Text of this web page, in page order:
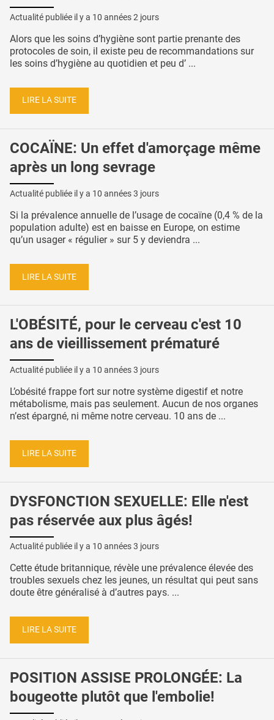
Actualité publiée il y a 10 années 2 jours
Alors que les soins d’hygiène sont partie prenante des
protocoles de soin, il existe peu de recommandations sur
les soins d’hygiène au quotidien et peu d’ ...
LIRE LA SUITE
COCAÏNE: Un effet d'amorçage même
après un long sevrage
Actualité publiée il y a 10 années 3 jours
Si la prévalence annuelle de l’usage de cocaïne (0,4 % de la
population adulte) est en baisse en Europe, on estime
qu’un usager « régulier » sur 5 y deviendra ...
LIRE LA SUITE
L'OBÉSITÉ, pour le cerveau c'est 10
ans de vieillissement prématuré
Actualité publiée il y a 10 années 3 jours
L’obésité frappe fort sur notre système digestif et notre
métabolisme, mais pas seulement. Aucun de nos organes
n’est épargné, ni même notre cerveau. 10 ans de ...
LIRE LA SUITE
DYSFONCTION SEXUELLE: Elle n'est
pas réservée aux plus âgés!
Actualité publiée il y a 10 années 3 jours
Cette étude britannique, révèle une prévalence élevée des
troubles sexuels chez les jeunes, un résultat qui peut sans
doute être généralisé à d’autres pays. ...
LIRE LA SUITE
POSITION ASSISE PROLONGÉE: La
bougeotte plutôt que l'embolie!